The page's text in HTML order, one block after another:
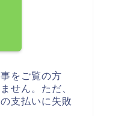
をご覧の方
せん。ただ、
支払いに失敗